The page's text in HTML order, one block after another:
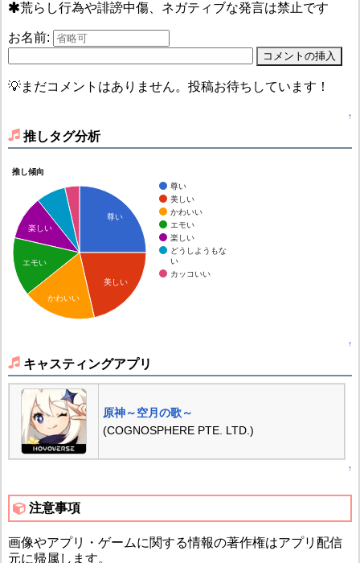
荒らし行為や誹謗中傷、ネガティブな発言は禁止です
お名前:
💡まだコメントはありません。投稿お待ちしています！
↑
推しタグ分析
推し傾向
尊い
美しい
かわいい
エモい
楽しい
どうしようもな
い
カッコいい
尊い
美しい
楽しい
エモい
かわいい
↑
キャスティングアプリ
原神～空月の歌～
(COGNOSPHERE PTE. LTD.)
↑
注意事項
画像やアプリ・ゲームに関する情報の著作権はアプリ配信
元に帰属します。